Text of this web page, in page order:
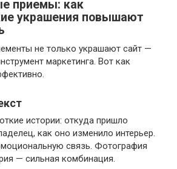
приемы: как
украшения повышают
не только украшают сайт —
маркетинга. Вот как
истории: откуда пришло
как оно изменило интерьер.
связь. Фотография
— сильная комбинация.